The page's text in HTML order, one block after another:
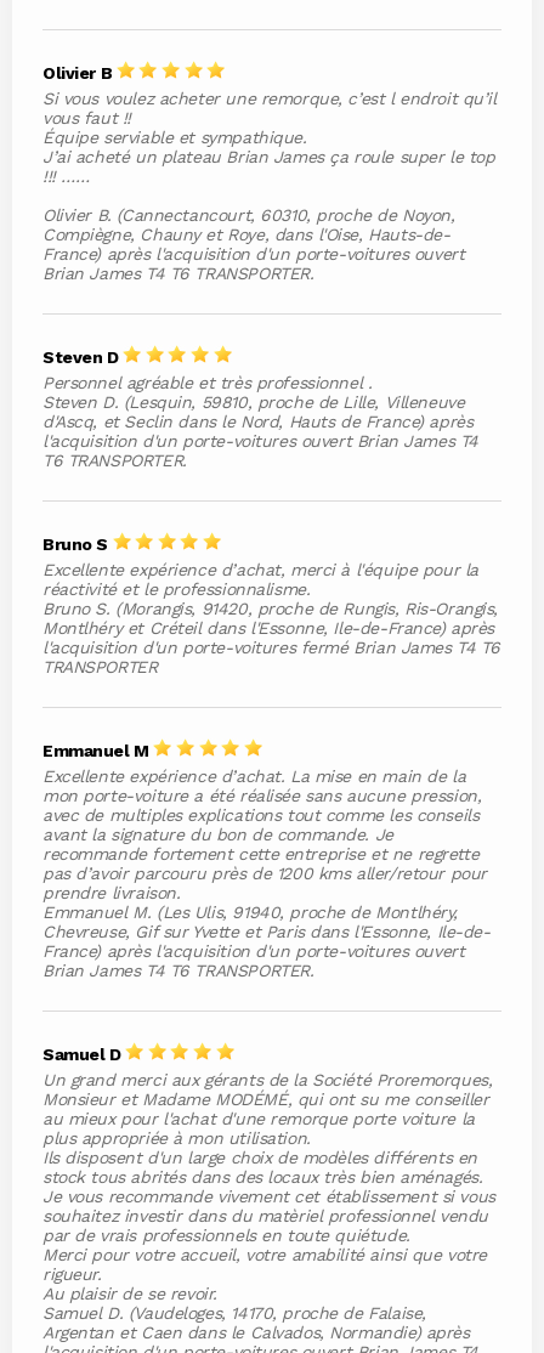
Olivier B
Si vous voulez acheter une remorque, c’est l endroit qu’il
vous faut !!
Équipe serviable et sympathique.
J’ai acheté un plateau Brian James ça roule super le top
!!! ……
Olivier B. (Cannectancourt, 60310, proche de Noyon,
Compiègne, Chauny et Roye, dans l'Oise, Hauts-de-
France) après l'acquisition d'un porte-voitures ouvert
Brian James T4 T6 TRANSPORTER.
Steven D
Personnel agréable et très professionnel .
Steven D. (Lesquin, 59810, proche de Lille, Villeneuve
d'Ascq, et Seclin dans le Nord, Hauts de France) après
l'acquisition d'un porte-voitures ouvert Brian James T4
T6 TRANSPORTER.
Bruno S
Excellente expérience d’achat, merci à l'équipe pour la
réactivité et le professionnalisme.
Bruno S. (Morangis, 91420, proche de Rungis, Ris-Orangis,
Montlhéry et Créteil dans l'Essonne, Ile-de-France) après
l'acquisition d'un porte-voitures fermé Brian James T4 T6
TRANSPORTER
Emmanuel M
Excellente expérience d’achat. La mise en main de la
mon porte-voiture a été réalisée sans aucune pression,
avec de multiples explications tout comme les conseils
avant la signature du bon de commande. Je
recommande fortement cette entreprise et ne regrette
pas d’avoir parcouru près de 1200 kms aller/retour pour
prendre livraison.
Emmanuel M. (Les Ulis, 91940, proche de Montlhéry,
Chevreuse, Gif sur Yvette et Paris dans l'Essonne, Ile-de-
France) après l'acquisition d'un porte-voitures ouvert
Brian James T4 T6 TRANSPORTER.
Samuel D
Un grand merci aux gérants de la Société Proremorques,
Monsieur et Madame MODÉMÉ, qui ont su me conseiller
au mieux pour l'achat d'une remorque porte voiture la
plus appropriée à mon utilisation.
Ils disposent d'un large choix de modèles différents en
stock tous abrités dans des locaux très bien aménagés.
Je vous recommande vivement cet établissement si vous
souhaitez investir dans du matèriel professionnel vendu
par de vrais professionnels en toute quiétude.
Merci pour votre accueil, votre amabilité ainsi que votre
rigueur.
Au plaisir de se revoir.
Samuel D. (Vaudeloges, 14170, proche de Falaise,
Argentan et Caen dans le Calvados, Normandie) après